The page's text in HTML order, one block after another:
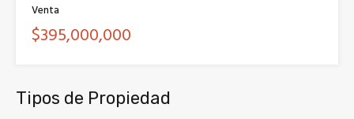
Venta
$395,000,000
Tipos de Propiedad